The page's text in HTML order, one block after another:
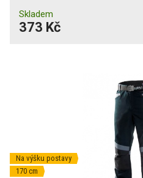
Skladem
373 Kč
Na výšku postavy
170 cm